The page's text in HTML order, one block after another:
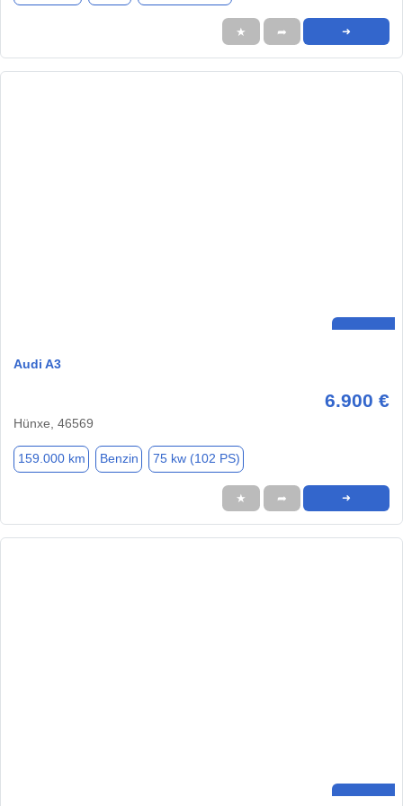
★ ➦ ➜
Audi A3
6.900 €
Hünxe, 46569
159.000 km Benzin 75 kw (102 PS)
★ ➦ ➜